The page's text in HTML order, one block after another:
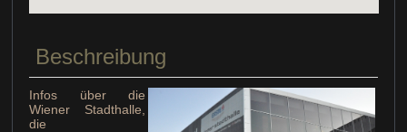
Beschreibung
Infos über die
Wiener Stadthalle,
die